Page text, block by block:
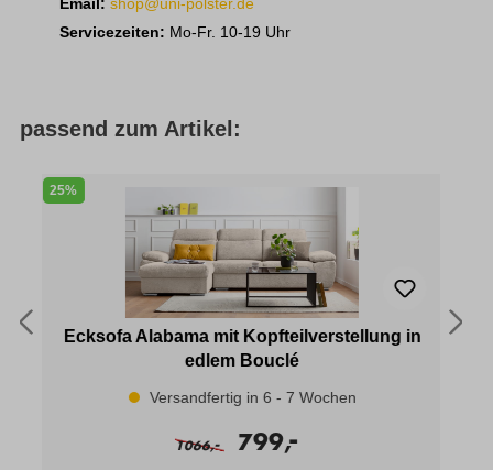
Email: shop@uni-polster.de
Servicezeiten: Mo-Fr. 10-19 Uhr
passend zum Artikel:
25%
Ecksofa Alabama mit Kopfteilverstellung in
edlem Bouclé
Versandfertig in 6 - 7 Wochen
1066,
- 799,
-